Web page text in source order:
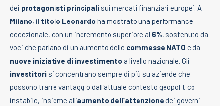
dei protagonisti principali sui mercati finanziari europei. A
Milano, il titolo Leonardo ha mostrato una performance
eccezionale, con un incremento superiore al 6%, sostenuto da
voci che parlano di un aumento delle commesse NATO e da
nuove iniziative di investimento a livello nazionale. Gli
investitori si concentrano sempre di più su aziende che
possono trarre vantaggio dall’attuale contesto geopolitico
instabile, insieme all’aumento dell’attenzione dei governi